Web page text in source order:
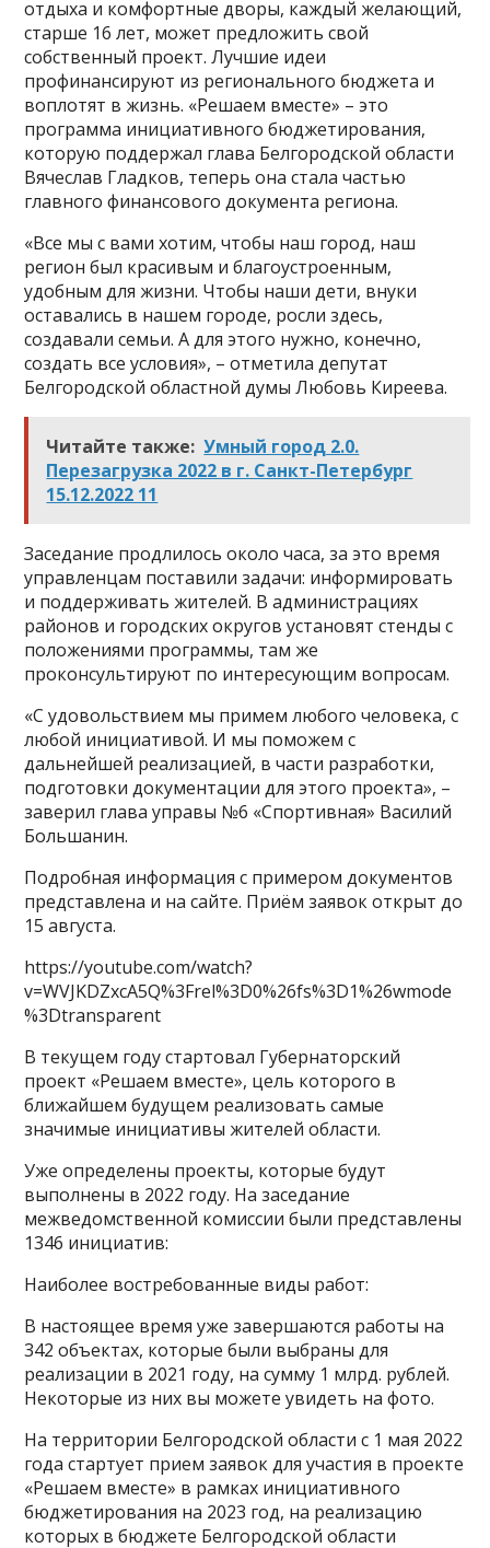
отдыха и комфортные дворы, каждый желающий,
старше 16 лет, может предложить свой
собственный проект. Лучшие идеи
профинансируют из регионального бюджета и
воплотят в жизнь. «Решаем вместе» – это
программа инициативного бюджетирования,
которую поддержал глава Белгородской области
Вячеслав Гладков, теперь она стала частью
главного финансового документа региона.
«Все мы с вами хотим, чтобы наш город, наш
регион был красивым и благоустроенным,
удобным для жизни. Чтобы наши дети, внуки
оставались в нашем городе, росли здесь,
создавали семьи. А для этого нужно, конечно,
создать все условия», – отметила депутат
Белгородской областной думы Любовь Киреева.
Читайте также: Умный город 2.0.
Перезагрузка 2022 в г. Санкт-Петербург
15.12.2022 11
Заседание продлилось около часа, за это время
управленцам поставили задачи: информировать
и поддерживать жителей. В администрациях
районов и городских округов установят стенды с
положениями программы, там же
проконсультируют по интересующим вопросам.
«С удовольствием мы примем любого человека, с
любой инициативой. И мы поможем с
дальнейшей реализацией, в части разработки,
подготовки документации для этого проекта», –
заверил глава управы №6 «Спортивная» Василий
Большанин.
Подробная информация с примером документов
представлена и на сайте. Приём заявок открыт до
15 августа.
https://youtube.com/watch?
v=WVJKDZxcA5Q%3Frel%3D0%26fs%3D1%26wmode
%3Dtransparent
В текущем году стартовал Губернаторский
проект «Решаем вместе», цель которого в
ближайшем будущем реализовать самые
значимые инициативы жителей области.
Уже определены проекты, которые будут
выполнены в 2022 году. На заседание
межведомственной комиссии были представлены
1346 инициатив:
Наиболее востребованные виды работ:
В настоящее время уже завершаются работы на
342 объектах, которые были выбраны для
реализации в 2021 году, на сумму 1 млрд. рублей.
Некоторые из них вы можете увидеть на фото.
На территории Белгородской области с 1 мая 2022
года стартует прием заявок для участия в проекте
«Решаем вместе» в рамках инициативного
бюджетирования на 2023 год, на реализацию
которых в бюджете Белгородской области